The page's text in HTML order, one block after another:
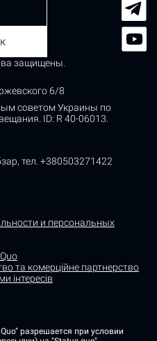
защищены.
6/8
советом Украины по
ID: R 40-06013.
тел. +380503271422
и персональных
та комерційне партнерство
інтересів
разрешается при условии